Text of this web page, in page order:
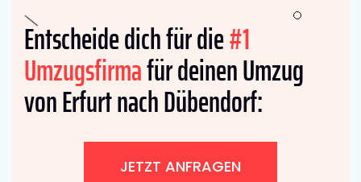
Entscheide dich für die#1
Umzugsfirmafür deinen Umzug
von Erfurt nach Dübendorf:
JETZT ANFRAGEN